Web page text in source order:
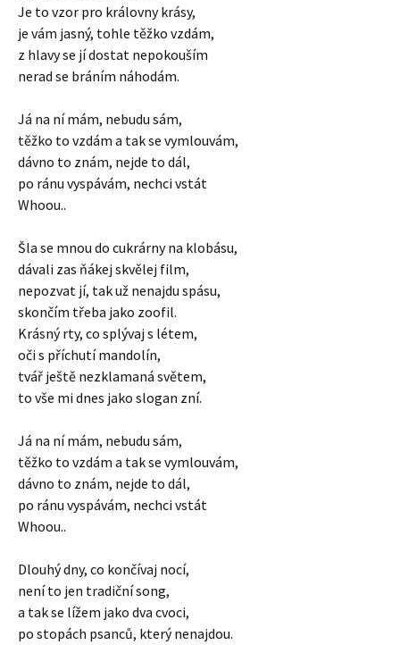
Je to vzor pro královny krásy,
je vám jasný, tohle těžko vzdám,
z hlavy se jí dostat nepokouším
nerad se bráním náhodám.
Já na ní mám, nebudu sám,
těžko to vzdám a tak se vymlouvám,
dávno to znám, nejde to dál,
po ránu vyspávám, nechci vstát
Whoou..
Šla se mnou do cukrárny na klobásu,
dávali zas ňákej skvělej film,
nepozvat jí, tak už nenajdu spásu,
skončím třeba jako zoofil.
Krásný rty, co splývaj s létem,
oči s příchutí mandolín,
tvář ještě nezklamaná světem,
to vše mi dnes jako slogan zní.
Já na ní mám, nebudu sám,
těžko to vzdám a tak se vymlouvám,
dávno to znám, nejde to dál,
po ránu vyspávám, nechci vstát
Whoou..
Dlouhý dny, co končívaj nocí,
není to jen tradiční song,
a tak se lížem jako dva cvoci,
po stopách psanců, který nenajdou.